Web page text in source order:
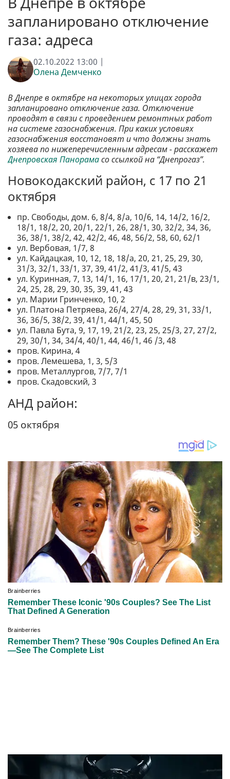
запланировано отключение
газа: адреса
02.10.2022 13:00 |
Олена Демченко
В Днепре в октябре на некоторых улицах города
запланировано отключение газа. Отключение
проводят в связи с проведением ремонтных работ
на системе газоснабжения. При каких условиях
газоснабжения восстановят и что должны знать
хозяева по нижеперечисленным адресам - расскажет
Днепровская Панорамасо ссылкой на “Днепрогаз”.
Новокодакский район, с 17 по 21
октября
пр. Свободы, дом. 6, 8/4, 8/а, 10/6, 14, 14/2, 16/2,
18/1, 18/2, 20, 20/1, 22/1, 26, 28/1, 30, 32/2, 34, 36,
36, 38/1, 38/2, 42, 42/2, 46, 48, 56/2, 58, 60, 62/1
ул. Вербовая, 1/7, 8
ул. Кайдацкая, 10, 12, 18, 18/а, 20, 21, 25, 29, 30,
31/3, 32/1, 33/1, 37, 39, 41/2, 41/3, 41/5, 43
ул. Куринная, 7, 13, 14/1, 16, 17/1, 20, 21, 21/в, 23/1,
24, 25, 28, 29, 30, 35, 39, 41, 43
ул. Марии Гринченко, 10, 2
ул. Платона Петряева, 26/4, 27/4, 28, 29, 31, 33/1,
36, 36/5, 38/2, 39, 41/1, 44/1, 45, 50
ул. Павла Бута, 9, 17, 19, 21/2, 23, 25, 25/3, 27, 27/2,
29, 30/1, 34, 34/4, 40/1, 44, 46/1, 46 /3, 48
пров. Кирина, 4
пров. Лемешева, 1, 3, 5/3
пров. Металлургов, 7/7, 7/1
пров. Скадовский, 3
АНД район:
05 октября